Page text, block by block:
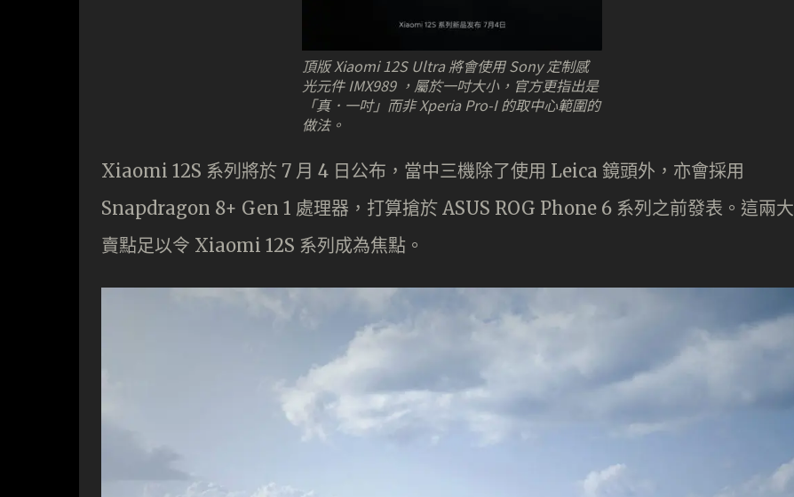
頂版 Xiaomi 12S Ultra 將會使用 Sony 定制感
光元件 IMX989 ，屬於一吋大小，官方更指出是
「真．一吋」而非 Xperia Pro-I 的取中心範圍的
做法。
Xiaomi 12S 系列將於 7 月 4 日公布，當中三機除了使用 Leica 鏡頭外，亦會採用
Snapdragon 8+ Gen 1 處理器，打算搶於 ASUS ROG Phone 6 系列之前發表。這兩大
賣點足以令 Xiaomi 12S 系列成為焦點。